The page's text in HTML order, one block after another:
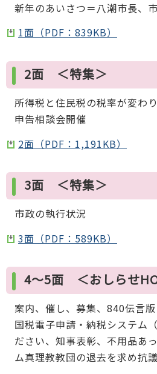
新年のあいさつ＝八潮市長、
1面（PDF：839KB）
2面 ＜特集＞
所得税と住民税の税率が変わ
申告相談会開催
2面（PDF：1,191KB）
3面 ＜特集＞
市政の執行状況
3面（PDF：589KB）
4～5面 ＜おしらせ
案内、催し、募集、840伝言版
国税電子申請・納税システム
ださい、知事表彰、不用品あ
ム真理教教団の退去を求め抗